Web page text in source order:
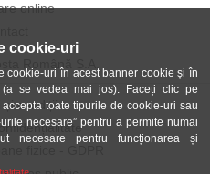
cookie-uri
cookie-uri în acest banner cookie și în
(a se vedea mai jos). Faceți clic pe
toate tipurile de cookie-uri sau
necesare” pentru a permite numai
necesare pentru funcționarea și
online
și condiții
fizice - GDPR